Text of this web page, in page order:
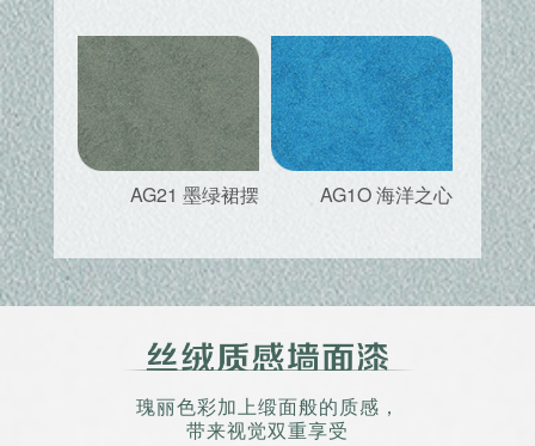
AG21 墨绿裙摆 AG1O 海洋之心
瑰丽色彩加上缎面般的质感，
带来视觉双重享受